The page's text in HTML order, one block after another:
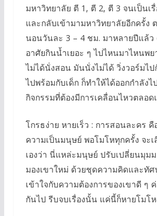
มหาวิทยาลัย ตี 1, ตี 2, ตี 3 จนเป็นเ
และกลับเข้ามามหาวิทยาลัยอีกครั้ง
นอนวันละ 3 – 4 ชม. มาหลายปีแล้ว
อาศัยกินน้ำเยอะ ๆ ไปไหนมาไหนพ
ไม่ได้นั่งสอน มันนั่งไม่ได้ วิ่งวอร์มไ
ไปพร้อมกับเด็ก ก็ทำให้ได้ออกกำลัง
กิจกรรมที่ต้องมีการเคลื่อนไหวตลอด
โกรธง่าย หายเร็ว : การสอนละคร
ความเป็นมนุษย์ พอโมโหทุกครั้ง จะ
เองว่า นี่แหล่ะมนุษย์ ปรับเปลี่ยนมุมม
มองเขาใหม่ ด้วยชุดความคิดและทั
เข้าใจกับความต้องการของเขาดี ๆ
กันไป รีบจบเรื่องนั้น แค่นี้ก็หายโมโ